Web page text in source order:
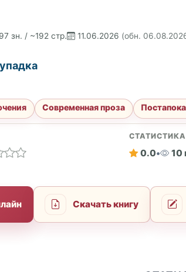
зн. / ~192 стр. 11.06.2026 (обн.
Современная проза
СТАТИСТИКА
0.0• 10
Скачать книгу